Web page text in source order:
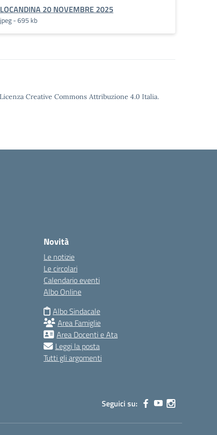
LOCANDINA 20 NOVEMBRE 2025
jpeg - 695 kb
Creative Commons Attribuzione 4.0 Italia.
Novità
Le notizie
Le circolari
Calendario eventi
Albo Online
Albo Sindacale
Area Famiglie
Area Docenti e Ata
Leggi la posta
Tutti gli argomenti
Seguici su: